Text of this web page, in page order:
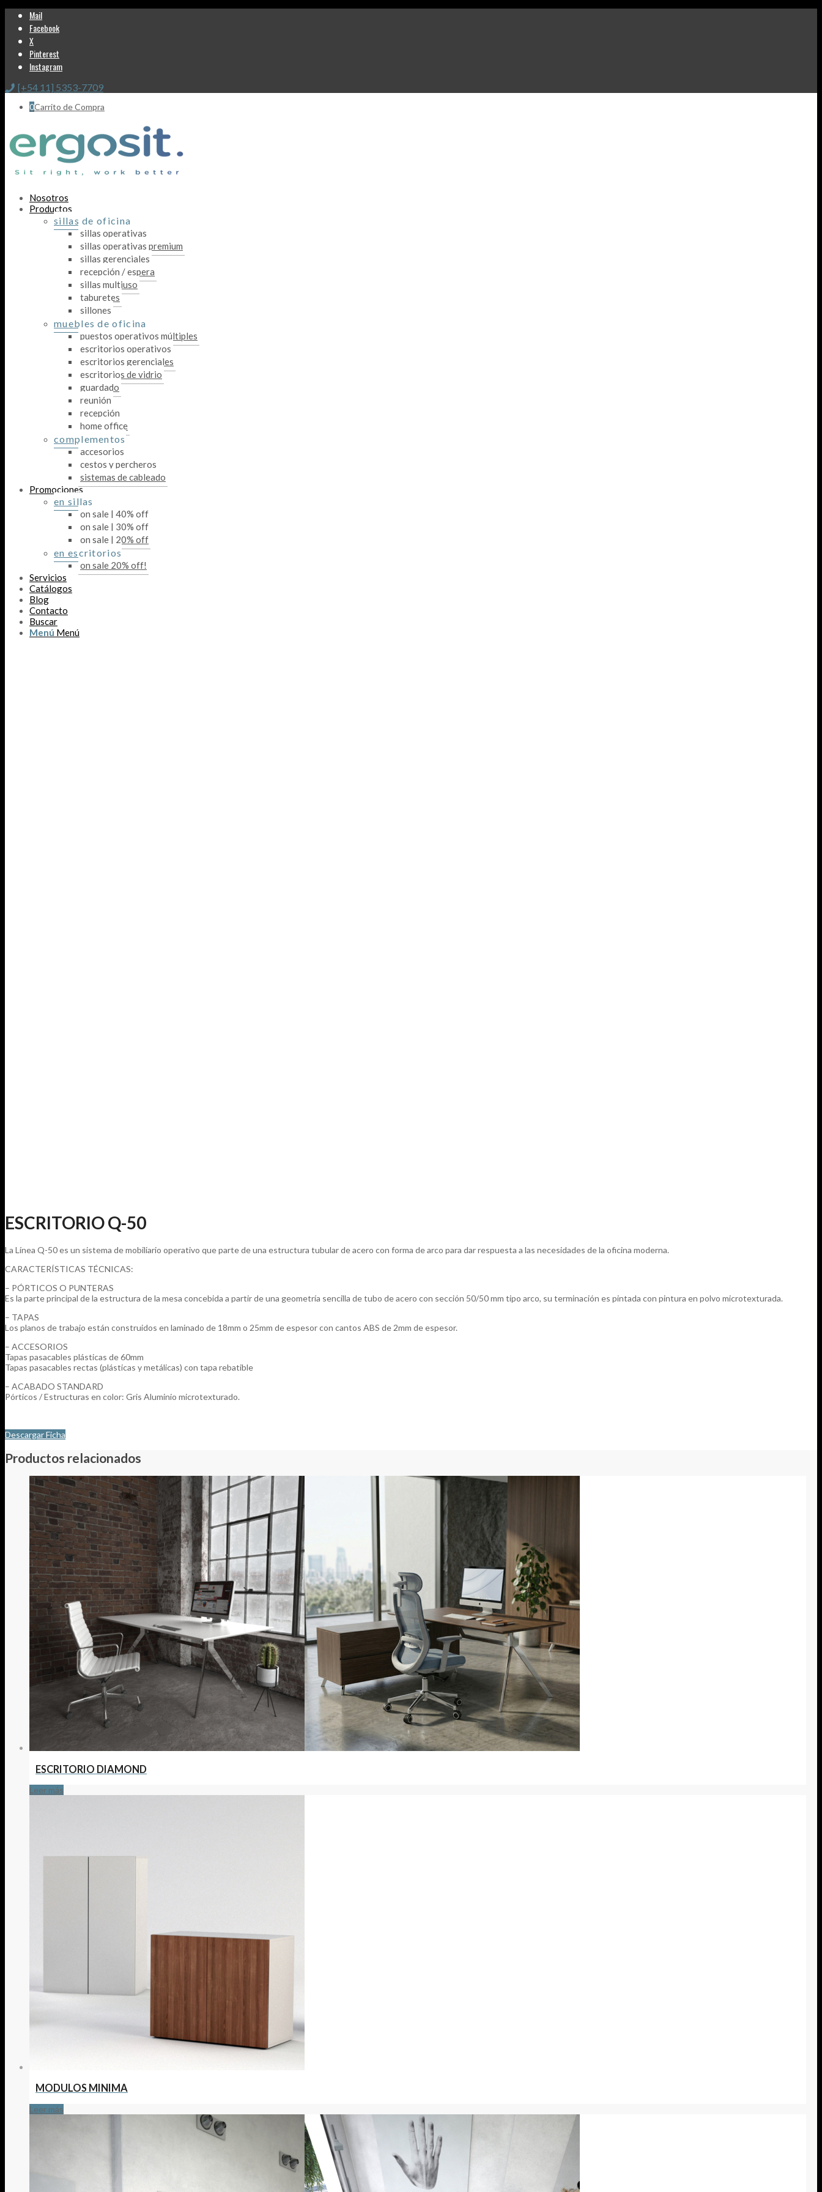
Mail
Facebook
X
Pinterest
Instagram
[+54 11] 5353-7709
0Carrito de Compra
Nosotros
Productos
sillas de oficina
sillas operativas
sillas operativas premium
sillas gerenciales
recepción / espera
sillas multiuso
taburetes
sillones
muebles de oficina
puestos operativos múltiples
escritorios operativos
escritorios gerenciales
escritorios de vidrio
guardado
reunión
recepción
home office
complementos
accesorios
cestos y percheros
sistemas de cableado
Promociones
en sillas
on sale | 40% off
on sale | 30% off
on sale | 20% off
en escritorios
on sale 20% off!
Servicios
Catálogos
Blog
Contacto
Buscar
Menú Menú
ESCRITORIO Q-50
La Línea Q-50 es un sistema de mobiliario operativo que parte de una estructura tubular de acero con forma de arco para dar respuesta a las necesidades de la oficina moderna.
CARACTERÍSTICAS TÉCNICAS:
– PÓRTICOS O PUNTERAS
Es la parte principal de la estructura de la mesa concebida a partir de una geometría sencilla de tubo de acero con sección 50/50 mm tipo arco, su terminación es pintada con pintura en polvo microtexturada.
– TAPAS
Los planos de trabajo están construidos en laminado de 18mm o 25mm de espesor con cantos ABS de 2mm de espesor.
– ACCESORIOS
Tapas pasacables plásticas de 60mm
Tapas pasacables rectas (plásticas y metálicas) con tapa rebatible
– ACABADO STANDARD
Pórticos / Estructuras en color: Gris Aluminio microtexturado.
Descargar Ficha
Productos relacionados
ESCRITORIO DIAMOND
Leer más
MODULOS MINIMA
Leer más